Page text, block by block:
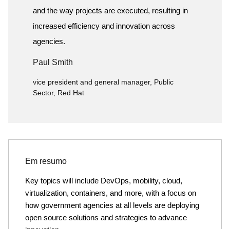
and the way projects are executed, resulting in
increased efficiency and innovation across
agencies.
Paul Smith
vice president and general manager, Public
Sector, Red Hat
Em resumo
Key topics will include DevOps, mobility, cloud,
virtualization, containers, and more, with a focus on
how government agencies at all levels are deploying
open source solutions and strategies to advance